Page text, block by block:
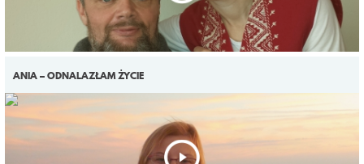
ANIA – ODNALAZŁAM ŻYCIE